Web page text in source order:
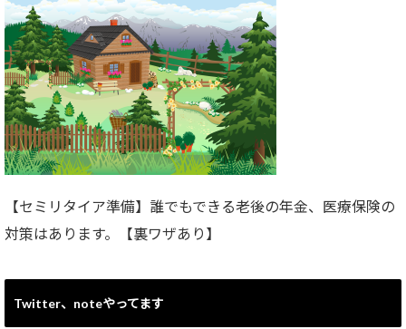
【セミリタイア準備】誰でもできる老後の年金、医療保険の
対策はあります。【裏ワザあり】
Twitter、noteやってます